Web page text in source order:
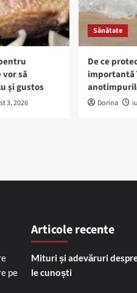
să
și gustos
3, 2026
Sănătate
De ce
importantă
Dorina
pe
Articole recente
Mituri și adevăruri
le cunoști